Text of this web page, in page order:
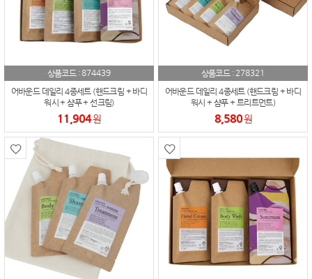
상품코드 :874439
어바운드 데일리 4종세트 (핸드크림 + 바디
워시 + 샴푸 + 선크림)
11,904원
상품코드 :278321
어바운드 데일리 4종세트 (핸드크림 + 바디
워시 + 샴푸 + 트리트먼트)
8,580원